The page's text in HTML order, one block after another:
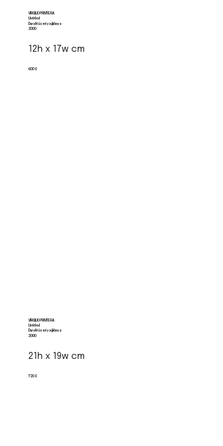
VIRGILIO PRIVITERA
Untitled
2000
12h x 17w cm
Duralit üzeri yağlı boya
600 €
VIRGILIO PRIVITERA
Untitled
2000
21h x 19w cm
Duralit üzeri yağlı boya
720 €